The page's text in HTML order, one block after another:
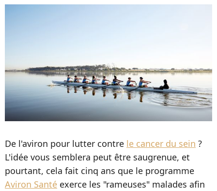
De l'aviron pour lutter contre le cancer du sein ?
L'idée vous semblera peut être saugrenue, et
pourtant, cela fait cinq ans que le programme
Aviron Santé exerce les "rameuses" malades afin